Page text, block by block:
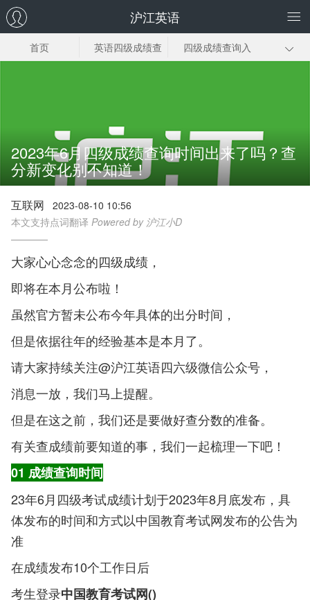
沪江英语
首页
英语四级成绩查
四级成绩查询入
2023年6月四级成绩查询时间出来了吗？查
分新变化别不知道！
互联网
2023-08-10 10:56
本文支持点词翻译 Powered by 沪江小D
大家心心念念的四级成绩，
即将在本月公布啦！
虽然官方暂未公布今年具体的出分时间，
但是依据往年的经验基本是本月了。
请大家持续关注@沪江英语四六级微信公众号，
消息一放，我们马上提醒。
但是在这之前，我们还是要做好查分数的准备。
有关查成绩前要知道的事，我们一起梳理一下吧！
01 成绩查询时间
23年6月四级考试成绩计划于2023年8月底发布，具
体发布的时间和方式以中国教育考试网发布的公告为
准
在成绩发布10个工作日后
考生登录中国教育考试网()